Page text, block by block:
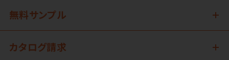
無料サンプル
カタログ請求